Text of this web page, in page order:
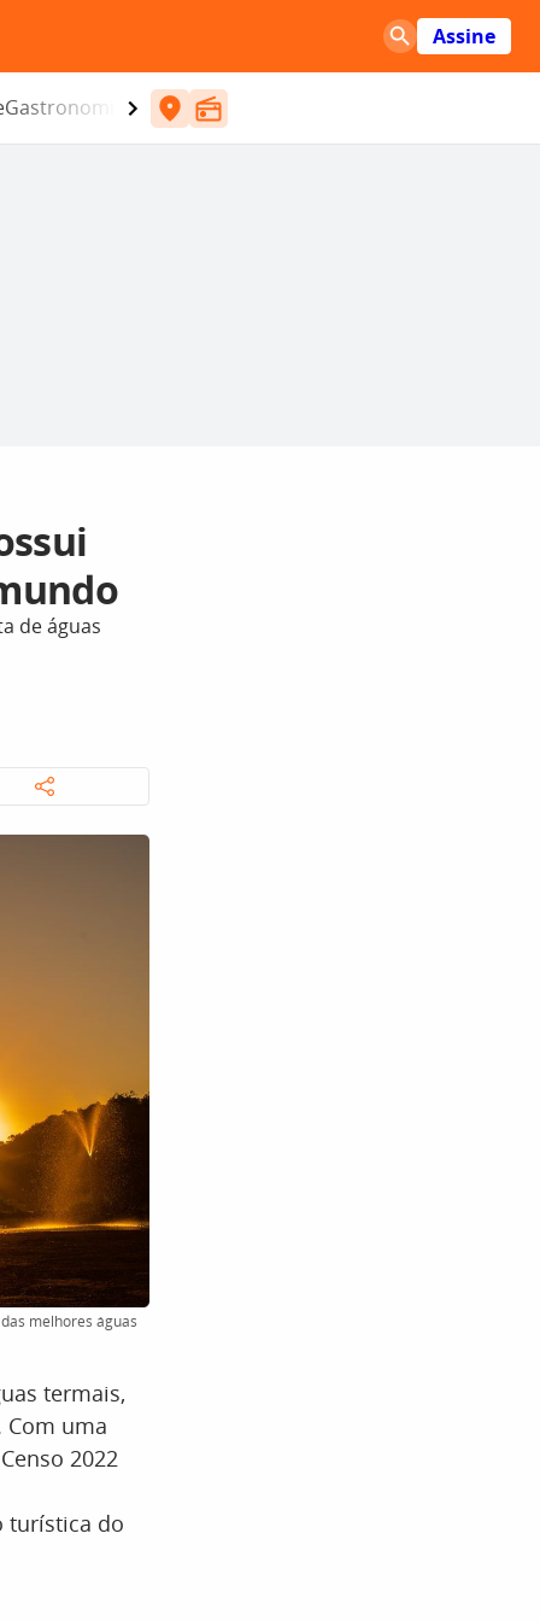
Assine
Gastronomia Entretenimento
de águas
melhores águas
termais,
Com uma
2022
turística do